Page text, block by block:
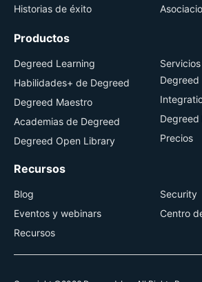
Historias de éxito
Productos
Degreed Learning
Habilidades+ de Degreed
Degreed Maestro
Academias de Degreed
Degreed Open Library
Degreed
Degreed
Precios
Recursos
Blog
Eventos y webinars
Recursos
Security
Centro